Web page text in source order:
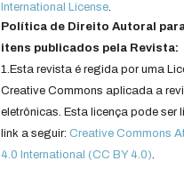
International License.
Política de Direito Autoral
itens publicados pela Revista:
1.Esta revista é regida por uma
Creative Commons aplicada a
eletrônicas. Esta licença pode ser
link a seguir:Creative Commons
4.0 International (CC BY 4.0).